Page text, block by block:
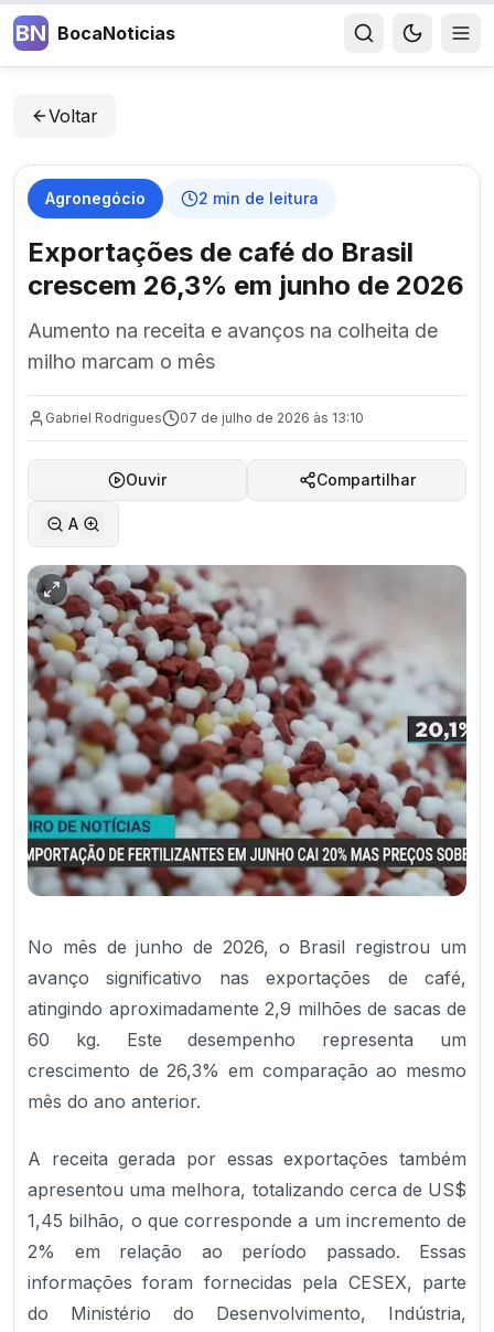
BN BocaNoticias
Voltar
Agronegócio 2 min de leitura
Exportações de café do Brasil
crescem 26,3% em junho de 2026
Aumento na receita e avanços na colheita de
milho marcam o mês
Gabriel Rodrigues 07 de julho de 2026 às 13:10
Ouvir Compartilhar
A
No mês de junho de 2026, o Brasil registrou um
avanço significativo nas exportações de café,
atingindo aproximadamente 2,9 milhões de sacas de
60 kg. Este desempenho representa um
crescimento de 26,3% em comparação ao mesmo
mês do ano anterior.
A receita gerada por essas exportações também
apresentou uma melhora, totalizando cerca de US$
1,45 bilhão, o que corresponde a um incremento de
2% em relação ao período passado. Essas
informações foram fornecidas pela CESEX, parte
do Ministério do Desenvolvimento, Indústria,